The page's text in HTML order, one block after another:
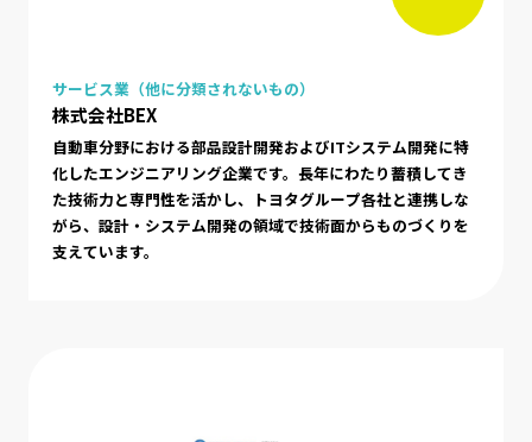
サービス業（他に分類されないもの）
株式会社BEX
自動車分野における部品設計開発およびITシステム開発に特
化したエンジニアリング企業です。長年にわたり蓄積してき
た技術力と専門性を活かし、トヨタグループ各社と連携しな
がら、設計・システム開発の領域で技術面からものづくりを
支えています。